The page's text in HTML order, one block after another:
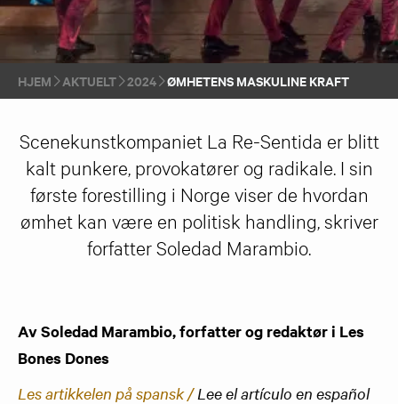
HJEM AKTUELT 2024 ØMHETENS MASKULINE KRAFT
Scenekunstkompaniet La Re-Sentida er blitt
kalt punkere, provokatører og radikale. I sin
første forestilling i Norge viser de hvordan
ømhet kan være en politisk handling, skriver
forfatter Soledad Marambio.
Av Soledad Marambio, forfatter og redaktør i Les
Bones Dones
Les artikkelen på spansk /Lee el artículo en español